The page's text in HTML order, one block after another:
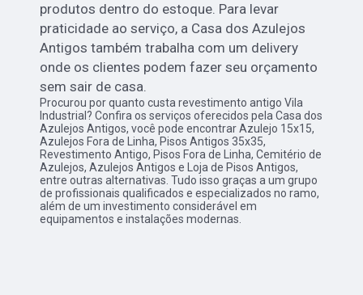
produtos dentro do estoque. Para levar
praticidade ao serviço, a Casa dos Azulejos
Antigos também trabalha com um delivery
onde os clientes podem fazer seu orçamento
sem sair de casa.
Procurou por quanto custa revestimento antigo Vila
Industrial? Confira os serviços oferecidos pela Casa dos
Azulejos Antigos, você pode encontrar Azulejo 15x15,
Azulejos Fora de Linha, Pisos Antigos 35x35,
Revestimento Antigo, Pisos Fora de Linha, Cemitério de
Azulejos, Azulejos Antigos e Loja de Pisos Antigos,
entre outras alternativas. Tudo isso graças a um grupo
de profissionais qualificados e especializados no ramo,
além de um investimento considerável em
equipamentos e instalações modernas.